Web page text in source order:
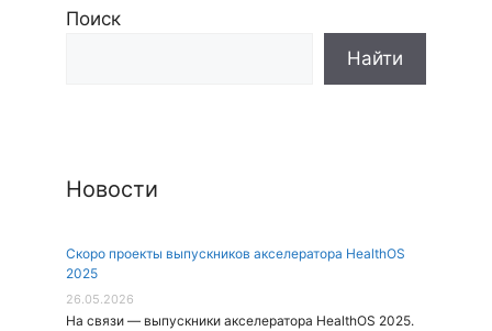
Поиск
Новости
Скоро проекты выпускников акселератора HealthOS
2025
26.05.2026
На связи — выпускники акселератора HealthOS 2025.